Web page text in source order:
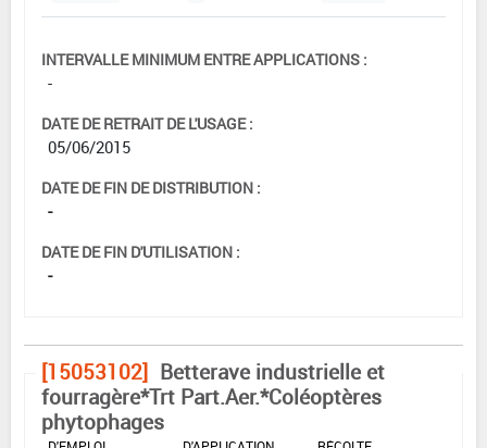
INTERVALLE MINIMUM ENTRE APPLICATIONS :
-
DATE DE RETRAIT DE L'USAGE :
05/06/2015
DATE DE FIN DE DISTRIBUTION :
-
DATE DE FIN D'UTILISATION :
-
[15053102] Betterave industrielle et
fourragère*Trt Part.Aer.*Coléoptères
phytophages
DOSE MAX